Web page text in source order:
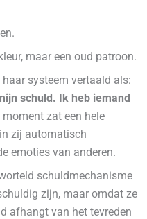
maar een oud patroon.
systeem vertaald als:
schuld. Ik heb iemand
zat een hele
zij automatisch
emoties van anderen.
schuldmechanisme
zijn, maar omdat ze
afhangt van het tevreden